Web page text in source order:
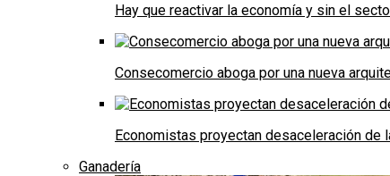
Hay que reactivar la economía y sin el
Consecomercio aboga por una nueva
Economistas proyectan desaceleración de
Ganadería